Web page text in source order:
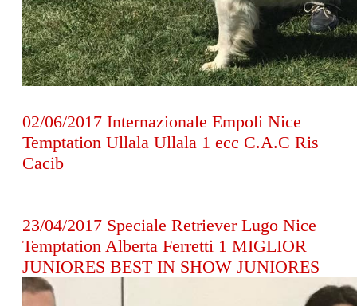
02/06/2017 Internazionale Empoli Nice
Temptation Ullala Ullala 1 ecc C.A.C Ris
Cacib
23/04/2017 Speciale Retriever Lugo Nice
Temptation Alberta Ferretti 1 MIGLIOR
JUNIORES BEST IN SHOW JUNIORES